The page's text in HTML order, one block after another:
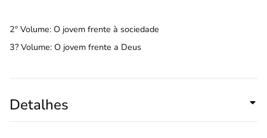
2º Volume: O jovem frente à sociedade
3? Volume: O jovem frente a Deus
Detalhes